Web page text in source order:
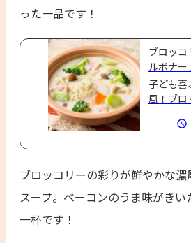
った一品です！
ブロッコ
ルボナ
子ども喜
風！ブロ
ブロッコリーの彩りが鮮やかな
スープ。ベーコンのうま味がき
一杯です！